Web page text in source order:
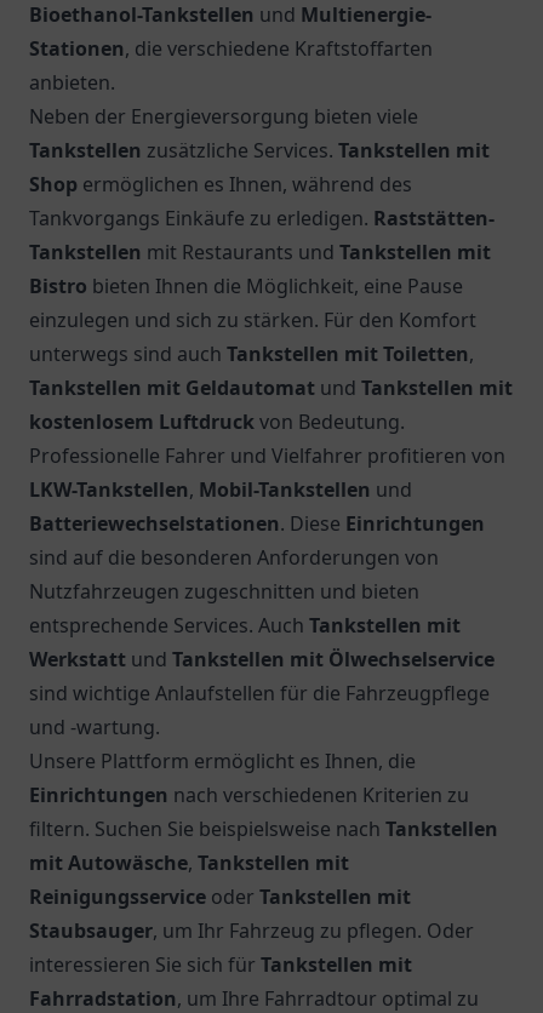
Bioethanol-Tankstellen und Multienergie-
Stationen, die verschiedene Kraftstoffarten
anbieten.
Neben der Energieversorgung bieten viele
Tankstellen zusätzliche Services. Tankstellen mit
Shop ermöglichen es Ihnen, während des
Tankvorgangs Einkäufe zu erledigen. Raststätten-
Tankstellen mit Restaurants und Tankstellen mit
Bistro bieten Ihnen die Möglichkeit, eine Pause
einzulegen und sich zu stärken. Für den Komfort
unterwegs sind auch Tankstellen mit Toiletten,
Tankstellen mit Geldautomat und Tankstellen mit
kostenlosem Luftdruckvon Bedeutung.
Professionelle Fahrer und Vielfahrer profitieren von
LKW-Tankstellen, Mobil-Tankstellen und
Batteriewechselstationen. Diese Einrichtungen
sind auf die besonderen Anforderungen von
Nutzfahrzeugen zugeschnitten und bieten
entsprechende Services. Auch Tankstellen mit
Werkstatt und Tankstellen mit Ölwechselservice
sind wichtige Anlaufstellen für die Fahrzeugpflege
und -wartung.
Unsere Plattform ermöglicht es Ihnen, die
Einrichtungen nach verschiedenen Kriterien zu
filtern. Suchen Sie beispielsweise nach Tankstellen
mit Autowäsche, Tankstellen mit
Reinigungsservice oder Tankstellen mit
Staubsauger, um Ihr Fahrzeug zu pflegen. Oder
interessieren Sie sich für Tankstellen mit
Fahrradstation, um Ihre Fahrradtour optimal zu